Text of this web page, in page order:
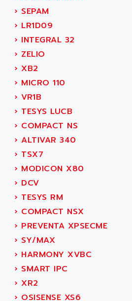
PLS514
PLS510
PLS508
SERVOSTAR
SIMODRIVE 611
TSX MOMENTUM
NUM 1060
NUM 760
NUM 750/760
NUM750
NUM750 / NUM760
NUM 750
ULTRA SERIES
IPC
INDUCTEL
C500
C200H
CQM1
CQM1H
ADN
ADN PESAGE
ADTECH POWER INC
ADV
ADVANCE HIVOLT
ADVANCE TAPES
ADVANCED ENERGY
ADVANCED MICRO
ADVANCED MOTION
ADVANCED POWER
ADVANCED UV
ADVANTECH
ADVANTYS FTM
ADWIN
AE
AE&T
AEC
› SEPAM
› LR1D09
› INTEGRAL 32
› ZELIO
› XB2
› MICRO 110
› VR1B
› TESYS LUCB
› COMPACT NS
› ALTIVAR 340
› TSX7
› MODICON X80
› DCV
› TESYS RM
› COMPACT NSX
› PREVENTA XPSECME
› SY/MAX
› HARMONY XVBC
› SMART IPC
› XR2
› OSISENSE XS6